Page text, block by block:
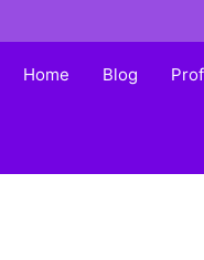
Home Blog